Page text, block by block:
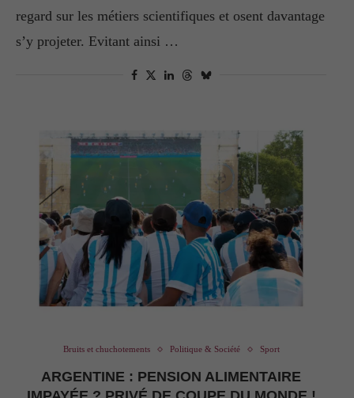
regard sur les métiers scientifiques et osent davantage
s’y projeter. Evitant ainsi …
Bruits et chuchotements Politique & Société Sport
ARGENTINE : PENSION ALIMENTAIRE